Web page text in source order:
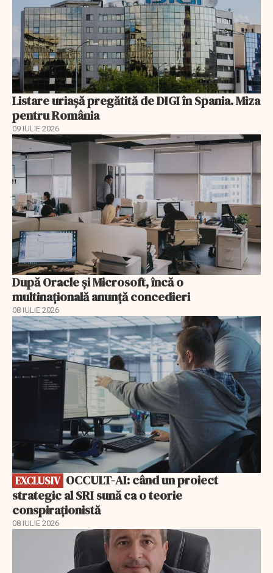
Listare uriașă pregătită de DIGI în Spania. Miza
pentru România
09 IULIE 2026
După Oracle şi Microsoft, încă o
multinaţională anunţă concedieri
08 IULIE 2026
EXCLUSIV
EXCLUSIV
strategic al SRI sună ca o teorie
conspiraționistă
08 IULIE 2026